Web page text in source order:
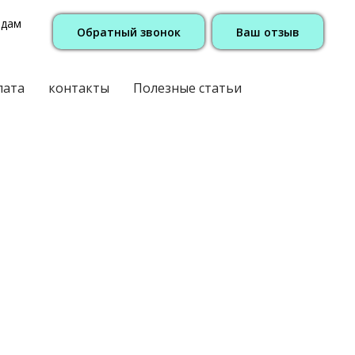
Обратный звонок Ваш отзыв
контакты Полезные статьи